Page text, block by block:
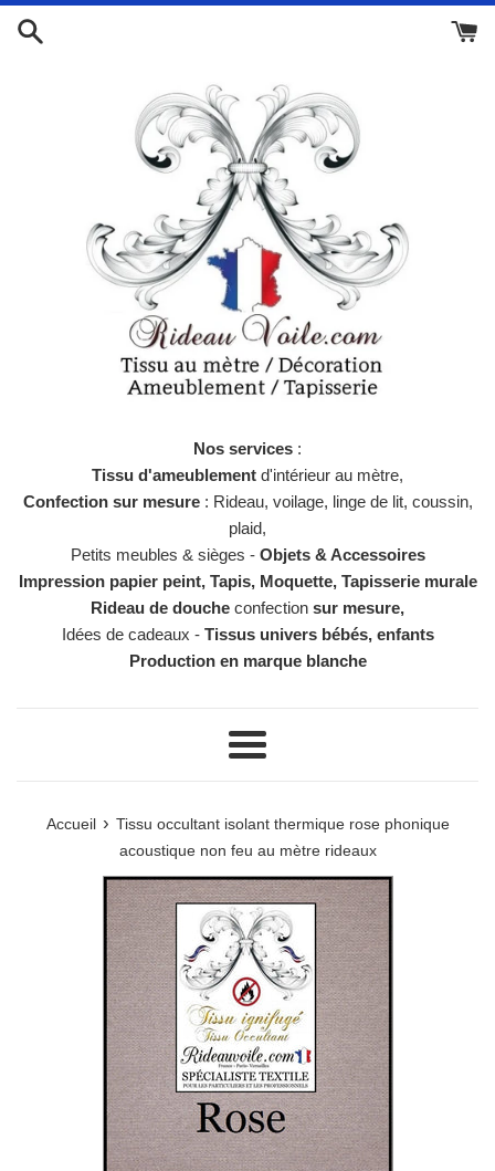
Passer
Nos services :
Tissu d'ameublement d'intérieur au mètre,
Confection sur mesure: Rideau, voilage, linge de lit, coussin,
plaid,
Petits meubles & sièges - Objets & Accessoires
Impression papier peint, Tapis, Moquette, Tapisserie murale
Rideau de douche confection sur mesure,
Idées de cadeaux - Tissus univers bébés, enfants
Production en marque blanche
Menu
Accueil › Tissu occultant isolant thermique rose phonique
acoustique non feu au mètre rideaux